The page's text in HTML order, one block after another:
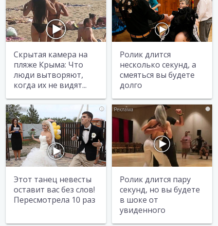
Скрытая камера на
пляже Крыма: Что
люди вытворяют,
когда их не видят...
Ролик длится
несколько секунд, а
смеяться вы будете
долго
i
Этот танец невесты
оставит вас без слов!
Пересмотрела 10 раз
i
Ролик длится пару
секунд, но вы будете
в шоке от
увиденного